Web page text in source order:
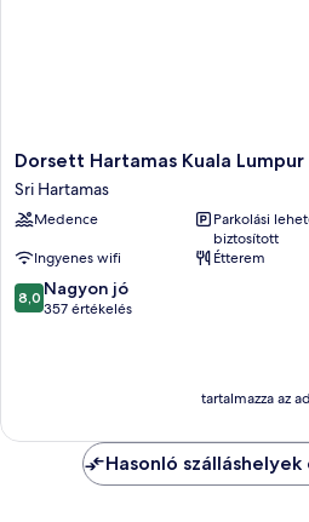
Dorsett
Hartamas
Kuala
Lumpur
Hartamas
Dorsett Hartamas Kuala Lumpur
Sri Hartamas
Medence
Parkolási
biztosított
Ingyenes wifi
Étterem
8.0
ennyiből:
8,0 Nagyon jó
357 értékelés
tartalmazza az
Hasonló